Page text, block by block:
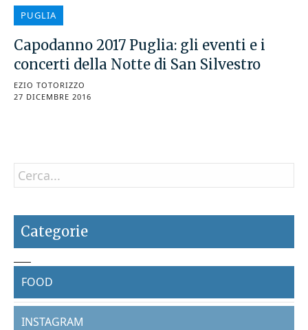
PUGLIA
Capodanno 2017 Puglia: gli eventi e i
concerti della Notte di San Silvestro
EZIO TOTORIZZO
27 DICEMBRE 2016
Categorie
FOOD
INSTAGRAM